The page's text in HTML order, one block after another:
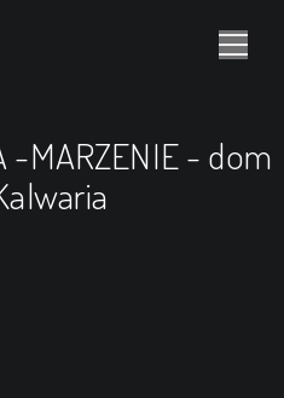
-MARZENIE - dom